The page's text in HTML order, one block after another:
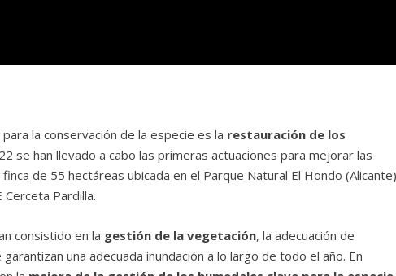
la conservación de la especie es la restauración de los
se han llevado a cabo las primeras actuaciones para mejorar las
de 55 hectáreas ubicada en el Parque Natural El Hondo
Pardilla.
consistido en la gestión de la vegetación, la adecuación de
una adecuada inundación a lo largo de todo el año. En